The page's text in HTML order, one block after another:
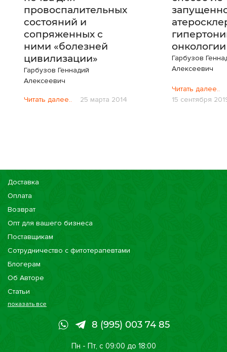
провоспалительных
состояний и
сопряженных с
ними «болезней
цивилизации»
Гарбузов Геннадий
Алексеевич
Читать далее.. 25 марта 2014
онкологии
Гарбузов
Алексеевич
Читать далее..
15 сентября
Доставка
Оплата
Возврат
Опт для вашего бизнеса
Поставщикам
Сотрудничество с фитотерапевтами
Блогерам
Об Авторе
Статьи
Консультации
Наши магазины
показать все
8 (995) 003 74 85
Пн - Пт, с 09:00 до 18:00